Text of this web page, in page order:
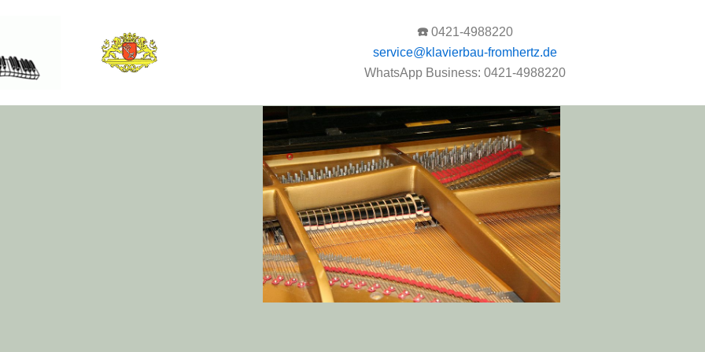
☎️ 0421-4988220
service@klavierbau-fromhertz.de
WhatsApp Business: 0421-4988220